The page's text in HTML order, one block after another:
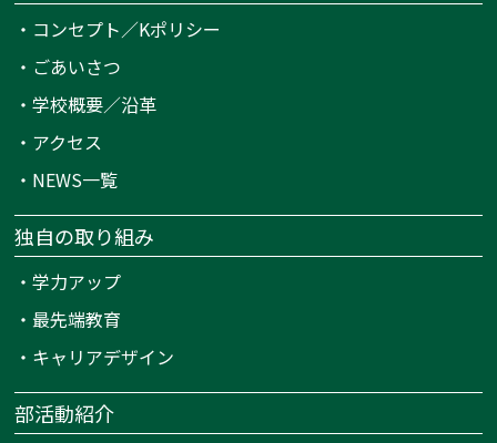
・ コンセプト／Kポリシー
・ ごあいさつ
・学校概要／沿革
・ アクセス
・ NEWS一覧
独自の取り組み
・学力アップ
・最先端教育
・ キャリアデザイン
部活動紹介